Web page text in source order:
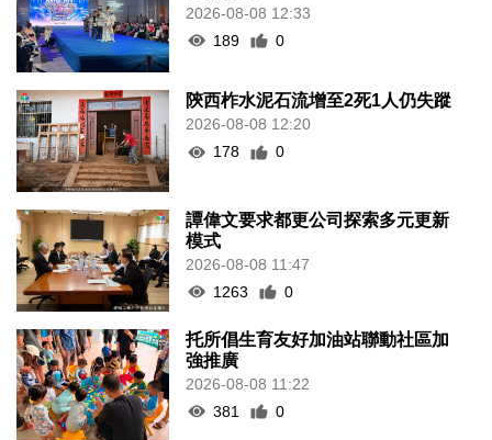
2026-08-08 12:33
189
0
陝西柞水泥石流增至2死1人仍失蹤
2026-08-08 12:20
178
0
譚偉文要求都更公司探索多元更新
模式
2026-08-08 11:47
1263
0
托所倡生育友好加油站聯動社區加
強推廣
2026-08-08 11:22
381
0